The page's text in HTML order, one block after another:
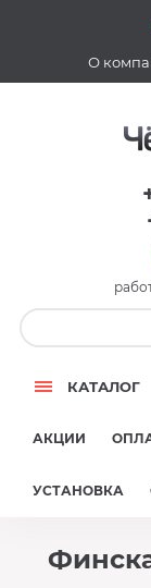
О
КАТАЛОГ
АКЦИИ
УСТАНОВКА